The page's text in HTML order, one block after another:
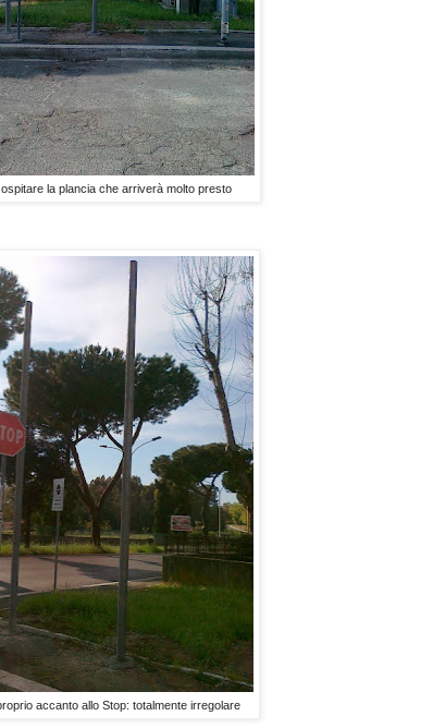
la plancia che arriverà molto presto
accanto allo Stop: totalmente irregolare